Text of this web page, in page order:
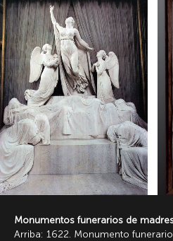
Monumentos funerarios de
Arriba: 1622. Monumento